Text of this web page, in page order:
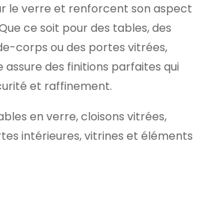
le verre et renforcent son aspect
ce soit pour des tables, des
corps ou des portes vitrées,
des finitions parfaites qui
et raffinement.
en verre, cloisons vitrées,
intérieures, vitrines et éléments